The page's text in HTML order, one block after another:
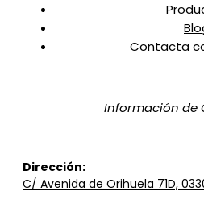
Contacta
Información de
Dirección:
C/ Avenida de Orihuela 71D,